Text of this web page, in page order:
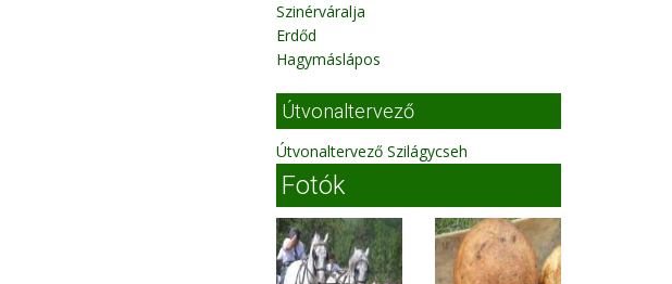
Szinérváralja
Erdőd
Hagymáslápos
Útvonaltervező
Útvonaltervező Szilágycseh
Fotók